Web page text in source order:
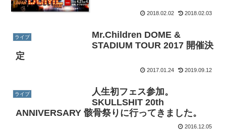
2018.02.02 2018.02.03
ライブ
Mr.Children DOME &
STADIUM TOUR 2017 開催決
定
2017.01.24 2019.09.12
ライブ
人生初フェス参加。
SKULLSHIT 20th
ANNIVERSARY 骸骨祭りに行ってきました。
2016.12.05